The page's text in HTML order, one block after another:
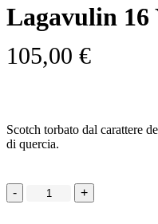
Lagavulin 16
105,00 €
Scotch torbato dal carattere
di quercia.